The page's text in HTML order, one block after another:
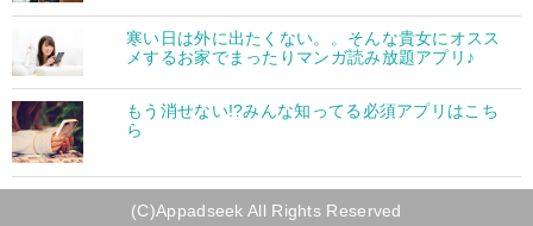
寒い日は外に出たくない。。そんな貴女にオスス
メするお家でまったりマンガ読み放題アプリ♪
もう消せない!?みんな知ってる必須アプリはこち
ら
(C)Appadseek All Rights Reserved